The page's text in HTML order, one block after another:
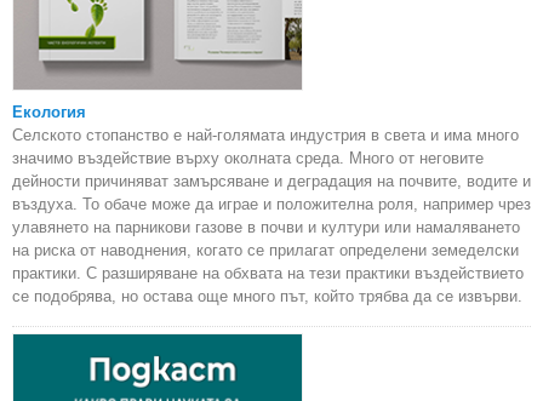
Екология
Селското стопанство е най-голямата индустрия в света и има много
значимо въздействие върху околната среда. Много от неговите
дейности причиняват замърсяване и деградация на почвите, водите и
въздуха. То обаче може да играе и положителна роля, например чрез
улавянето на парникови газове в почви и култури или намаляването
на риска от наводнения, когато се прилагат определени земеделски
практики. С разширяване на обхвата на тези практики въздействието
се подобрява, но остава още много път, който трябва да се извърви.